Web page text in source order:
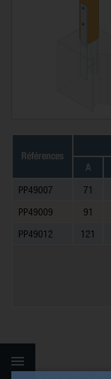
Références
A
PP49007 71
PP49009
91
PP49012
121